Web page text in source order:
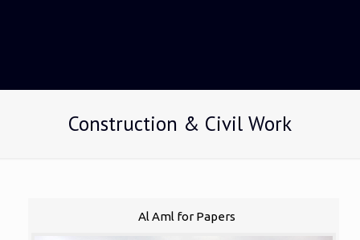
Construction & Civil Work
Al Aml for Papers